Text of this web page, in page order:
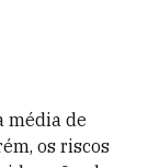
média de
os riscos